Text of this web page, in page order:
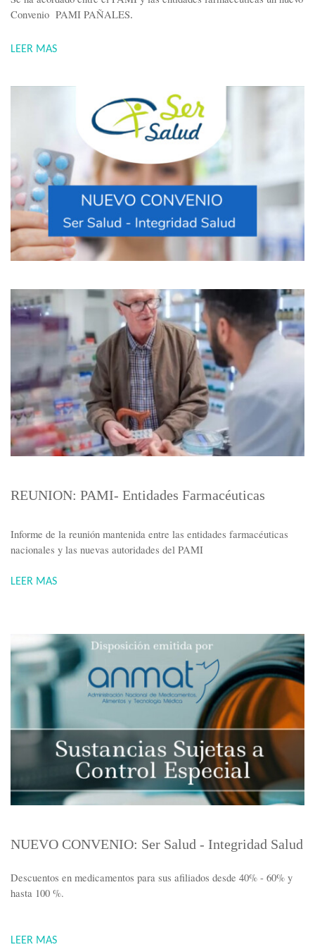
Convenio PAMI PAÑALES.
LEER MAS
REUNION: PAMI- Entidades Farmacéuticas
Informe de la reunión mantenida entre las entidades farmacéuticas
nacionales y las nuevas autoridades del PAMI
LEER MAS
NUEVO CONVENIO: Ser Salud - Integridad Salud
Descuentos en medicamentos para sus afiliados desde 40% - 60% y
hasta 100 %.
LEER MAS